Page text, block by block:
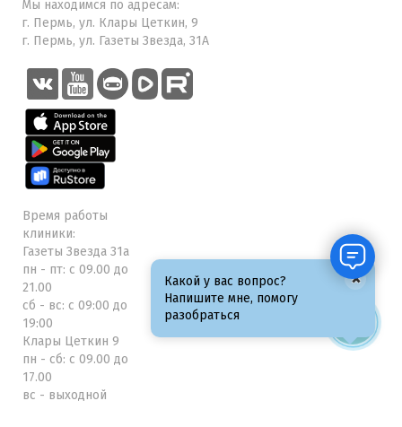
Мы находимся по адресам:
г. Пермь, ул. Клары Цеткин, 9
г. Пермь, ул. Газеты Звезда, 31А
Время работы
клиники:
Газеты Звезда 31а
пн - пт: с 09.00 до
21.00
сб - вс: с 09:00 до
19:00
Клары Цеткин 9
пн - сб: с 09.00 до
17.00
вс - выходной
Какой у вас вопрос?
Напишите мне, помогу
разобраться
×